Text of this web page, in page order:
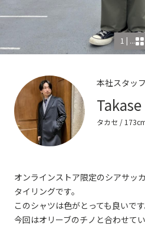
1 | ...
本社スタッフ
Takase
タカセ /
オンラインストア限定のシアサッ
タイリングです。
このシャツは色がとっても良いです
今回はオリーブのチノと合わせて